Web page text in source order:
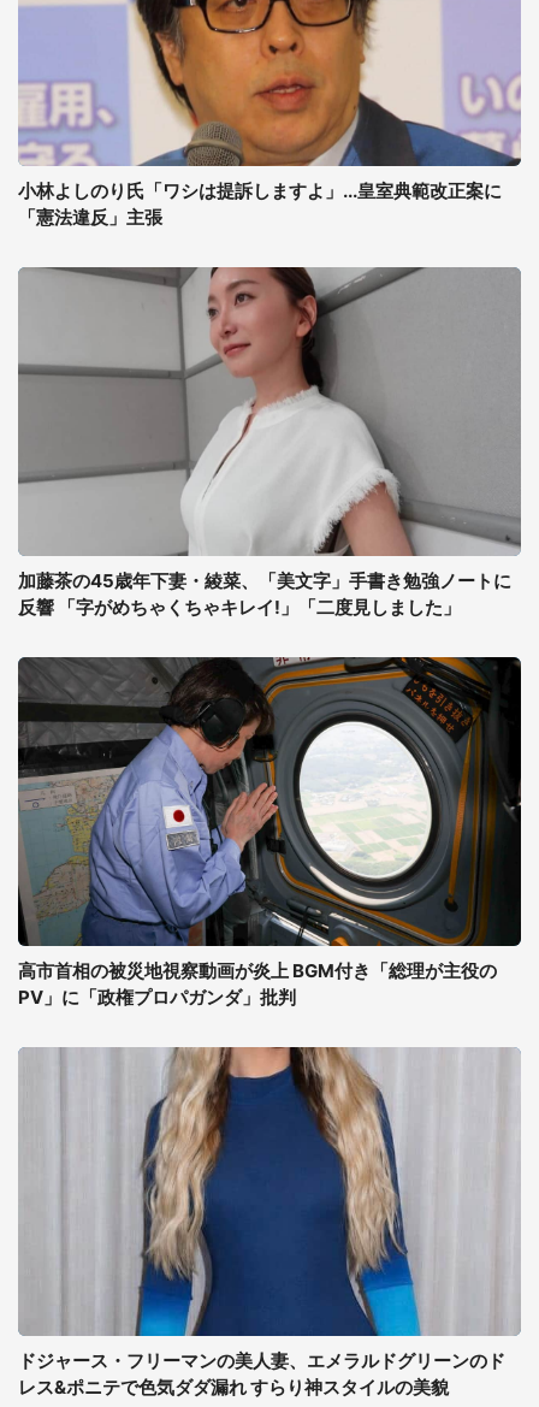
小林よしのり氏「ワシは提訴しますよ」...皇室典範改正案に
「憲法違反」主張
加藤茶の45歳年下妻・綾菜、「美文字」手書き勉強ノートに
反響 「字がめちゃくちゃキレイ!」「二度見しました」
高市首相の被災地視察動画が炎上 BGM付き「総理が主役の
PV」に「政権プロパガンダ」批判
ドジャース・フリーマンの美人妻、エメラルドグリーンのド
レス&ポニテで色気ダダ漏れ すらり神スタイルの美貌